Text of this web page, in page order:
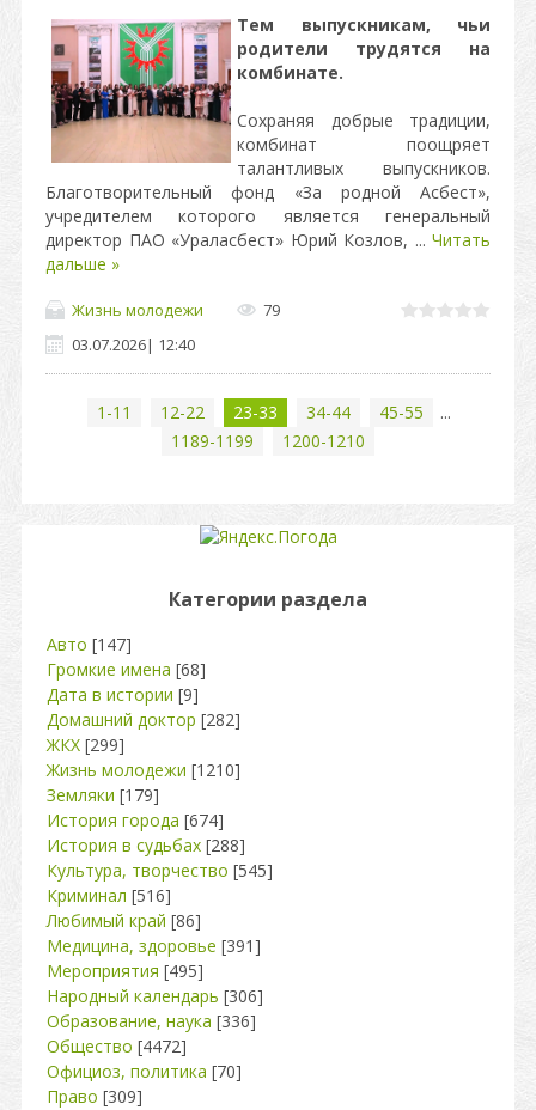
Тем выпускникам, чьи
родители трудятся на
комбинате.
Сохраняя добрые традиции,
комбинат поощряет
талантливых выпускников.
Благотворительный фонд «За родной Асбест»,
учредителем которого является генеральный
директор ПАО «Ураласбест» Юрий Козлов, ... Читать
дальше »
Жизнь молодежи
79
03.07.2026| 12:40
1-11 12-22 23-33 34-44 45-55
...
1189-1199
1200-1210
Категории раздела
Авто [147]
Громкие имена [68]
Дата в истории [9]
Домашний доктор [282]
ЖКХ [299]
Жизнь молодежи [1210]
Земляки [179]
История города [674]
История в судьбах [288]
Культура, творчество [545]
Криминал [516]
Любимый край [86]
Медицина, здоровье [391]
Мероприятия [495]
Народный календарь [306]
Образование, наука [336]
Общество [4472]
Официоз, политика [70]
Право [309]